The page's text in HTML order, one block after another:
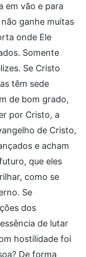
em vão e para
ganhe muitas
onde Ele
Somente
Se Cristo
têm sede
de bom grado,
por Cristo, a
de Cristo,
e acham
que eles
como se
Se
dos
de lutar
hostilidade foi
De forma